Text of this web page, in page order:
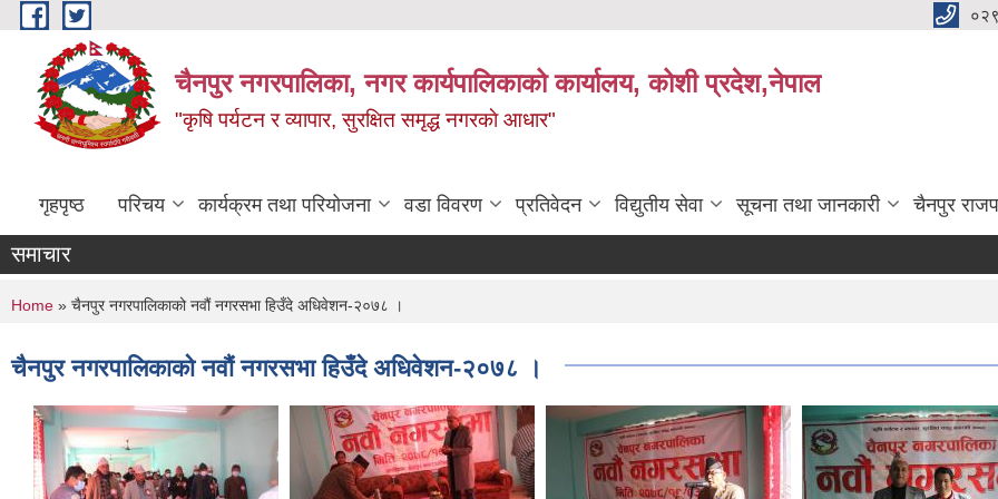
Skip to main content
चैनपुर नगरपालिका, नगर कार्यपालिकाको कार्यालय, कोशी प्रदेश,नेपाल
"कृषि पर्यटन र व्यापार, सुरक्षित समृद्ध नगरकाे आधार"
गृहपृष्ठ परिचय कार्यक्रम तथा परियोजना वडा विवरण प्रतिवेदन विद्युतीय सेवा सूचना तथा जानकारी चैनपुर
समाचार
You are here
Home » चैनपुर नगरपालिकाको नवौं नगरसभा हिउँदे अधिवेशन-२०७८ ।
चैनपुर नगरपालिकाको नवौं नगरसभा हिउँदे अधिवेशन-२०७८ ।